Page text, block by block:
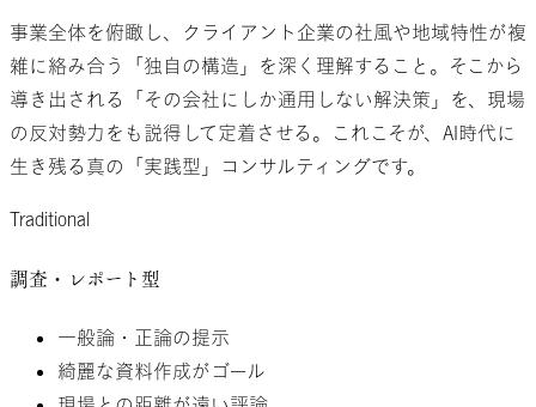
事業全体を俯瞰し、クライアント企業の社風や地域特性が複
雑に絡み合う「独自の構造」を深く理解すること。そこから
導き出される「その会社にしか通用しない解決策」を、現場
の反対勢力をも説得して定着させる。これこそが、AI時代に
生き残る真の「実践型」コンサルティングです。
Traditional
調査・ レポート型
一般論・正論の提示
綺麗な資料作成がゴール